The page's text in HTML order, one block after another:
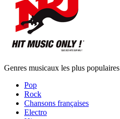
Genres musicaux les plus populaires
Pop
Rock
Chansons françaises
Electro